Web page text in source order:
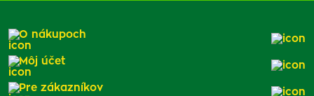
O nákupoch
Môj účet
Pre zákazníkov